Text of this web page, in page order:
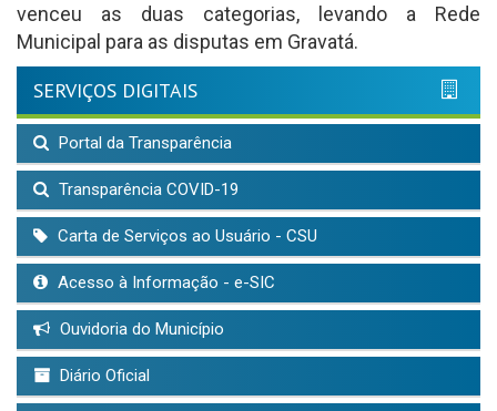
venceu as duas categorias, levando a Rede
Municipal para as disputas em Gravatá.
SERVIÇOS DIGITAIS
Portal da Transparência
Transparência COVID-19
Carta de Serviços ao Usuário - CSU
Acesso à Informação - e-SIC
Ouvidoria do Município
Diário Oficial